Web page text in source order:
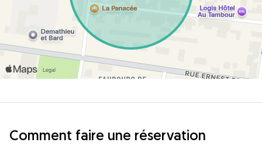
Comment faire une réservation